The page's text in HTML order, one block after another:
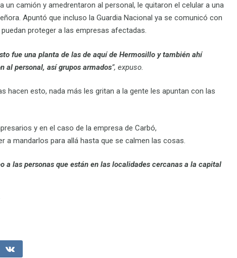
camión y amedrentaron al personal, le quitaron el celular a una
Apuntó que incluso la Guardia Nacional ya se comunicó con
proteger a las empresas afectadas.
fue una planta de las de aquí de Hermosillo y también ahí
al personal, así grupos armados”, expuso.
hacen esto, nada más les gritan a la gente les apuntan con las
y en el caso de la empresa de Carbó,
a mandarlos para allá hasta que se calmen las cosas.
a las personas que están en las localidades cercanas a la capital